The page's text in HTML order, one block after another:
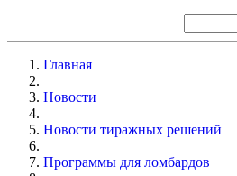
Главная
Новости
Новости тиражных решений
Программы для ломбардов